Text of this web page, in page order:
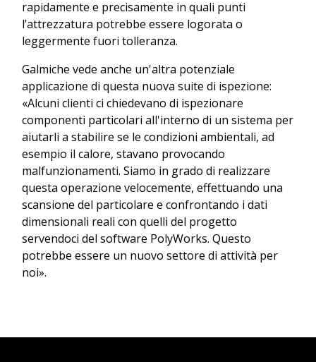
rapidamente e precisamente in quali punti
l’attrezzatura potrebbe essere logorata o
leggermente fuori tolleranza.
Galmiche vede anche un'altra potenziale
applicazione di questa nuova suite di ispezione:
«Alcuni clienti ci chiedevano di ispezionare
componenti particolari all'interno di un sistema per
aiutarli a stabilire se le condizioni ambientali, ad
esempio il calore, stavano provocando
malfunzionamenti. Siamo in grado di realizzare
questa operazione velocemente, effettuando una
scansione del particolare e confrontando i dati
dimensionali reali con quelli del progetto
servendoci del software PolyWorks. Questo
potrebbe essere un nuovo settore di attività per
noi».